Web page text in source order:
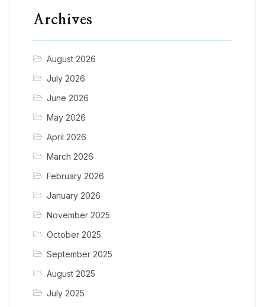
Archives
August 2026
July 2026
June 2026
May 2026
April 2026
March 2026
February 2026
January 2026
November 2025
October 2025
September 2025
August 2025
July 2025